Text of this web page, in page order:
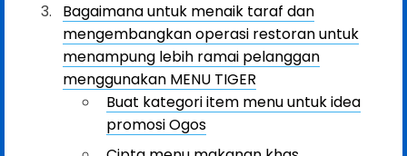
Bagaimana untuk menaik taraf dan
mengembangkan operasi restoran untuk
menampung lebih ramai pelanggan
menggunakan MENU TIGER
Buat kategori item menu untuk idea
promosi Ogos